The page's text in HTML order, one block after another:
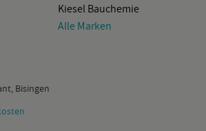
Kie­sel Bau­che­mie
Alle Mar­ken
Bi­sin­gen